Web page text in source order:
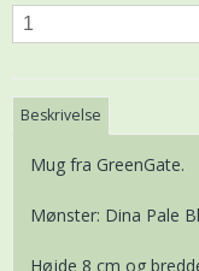
Beskrivelse
Mug fra GreenGate.
Mønster: Dina Pale
Højde 8 cm og